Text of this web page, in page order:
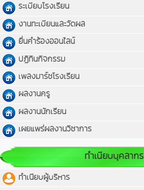
ระเบียบโรงเรียน
งานทะเบียนและวัดผล
ยื่นคำร้องออนไลน์
ปฏิทินกิจกรรม
เพลงมาร์ชโรงเรียน
ผลงานครู
ผลงานนักเรียน
เผยแพร่ผลงานวิชาการ
ทำเนียบบุคลากร
ทำเนียบผู้บริหาร